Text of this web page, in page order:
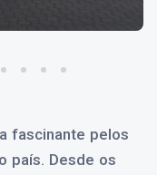
fascinante pelos
país. Desde os